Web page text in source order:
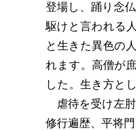
登場し、踊り念
駆けと言われる
と生きた異色の
れます。高僧が
した。生き方と
虐待を受け左
修行遍歴、平将